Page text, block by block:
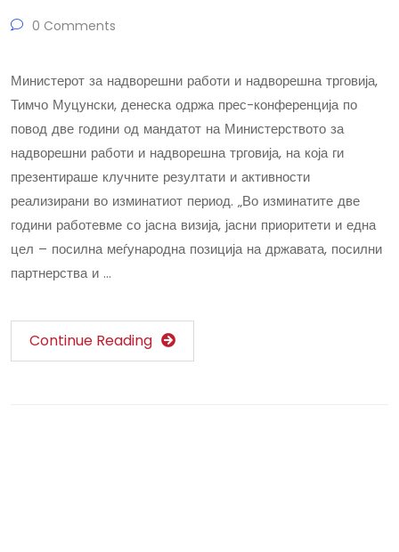
0 Comments
Министерот за надворешни работи и надворешна трговија,
Тимчо Муцунски, денеска одржа прес-конференција по
повод две години од мандатот на Министерството за
надворешни работи и надворешна трговија, на која ги
презентираше клучните резултати и активности
реализирани во изминатиот период. „Во изминатите две
години работевме со јасна визија, јасни приоритети и една
цел – посилна меѓународна позиција на државата, посилни
партнерства и …
Continue Reading